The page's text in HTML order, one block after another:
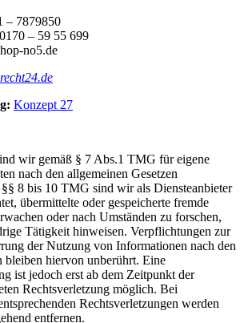
– 7879850
– 59 55 699
no5.de
Konzept 27
wir gemäß § 7 Abs.1 TMG für eigene
nach den allgemeinen Gesetzen
8 bis 10 TMG sind wir als Diensteanbieter
übermittelte oder gespeicherte fremde
oder nach Umständen zu forschen,
Tätigkeit hinweisen. Verpflichtungen zur
der Nutzung von Informationen nach den
bleiben hiervon unberührt. Eine
ist jedoch erst ab dem Zeitpunkt der
Rechtsverletzung möglich. Bei
Rechtsverletzungen werden
entfernen.